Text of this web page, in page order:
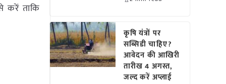
करें ताकि
कृषि यंत्रों पर
सब्सिडी चाहिए?
आवेदन की आखिरी
तारीख 4 अगस्त,
जल्द करें अप्लाई